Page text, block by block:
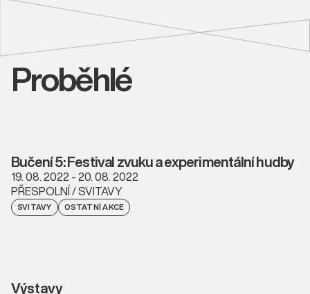
Proběhlé
Bučení 5: Festival zvuku a experimentální hudby
19. 08. 2022 - 20. 08. 2022
PŘESPOLNÍ / SVITAVY
SVITAVY OSTATNÍ AKCE
Výstavy